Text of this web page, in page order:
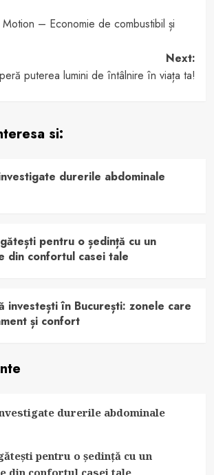
– Economie de combustibil și
Next:
puterea lumini de întâlnire în viața ta!
si:
durerile abdominale
pentru o ședință cu un
din confortul casei tale
investești în București: zonele care
și confort
durerile abdominale
pentru o ședință cu un
din confortul casei tale